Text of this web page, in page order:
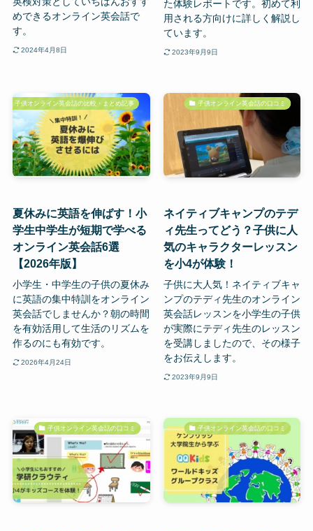
めできるオンライン英会話で
す。
2024年4月8日
た体験レポートです。初めて利
用される方向けに詳しく解説し
ています。
2023年9月9日
子供オンライン英会話の比較・まとめ記事
夏休みに英語を伸ばす！小
学生中学生が短期で学べる
オンライン英会話6選
【2026年版】
小学生・中学生の子供の夏休み
に英語の集中特訓をオンライン
英会話でしませんか？朝の時間
を有効活用して生活のリズムを
作るのにも有効です。
2026年4月24日
子供オンライン英会話の口コミ
ネイティブキャンプのテデ
ィ先生ってどう？子供に人
気のキャラクターレッスン
を小4が体験！
子供に大人気！ネイティブキャ
ンプのテディ先生のオンライン
英会話レッスンを小学生の子供
が実際にテディ先生のレッスン
を受講しましたので、その様子
をお伝えします。
2023年9月9日
子供オンライン英会話の口コミ 子供オンライン英会話の口コミ